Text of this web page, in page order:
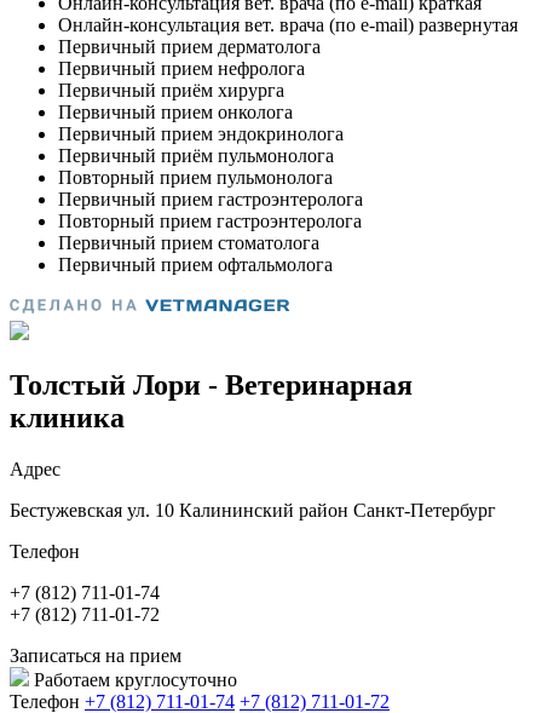
Толстый Лори - Ветеринарная
клиника
Адрес
Бестужевская ул. 10 Калининский район Санкт-Петербург
Телефон
+7 (812) 711-01-74
+7 (812) 711-01-72
Записаться на прием
Работаем круглосуточно
Телефон +7 (812) 711-01-74 +7 (812) 711-01-72